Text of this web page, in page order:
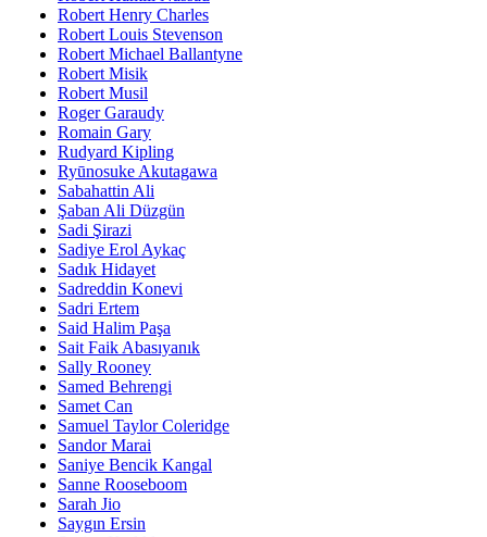
Robert Henry Charles
Robert Louis Stevenson
Robert Michael Ballantyne
Robert Misik
Robert Musil
Roger Garaudy
Romain Gary
Rudyard Kipling
Ryūnosuke Akutagawa
Sabahattin Ali
Şaban Ali Düzgün
Sadi Şirazi
Sadiye Erol Aykaç
Sadık Hidayet
Sadreddin Konevi
Sadri Ertem
Said Halim Paşa
Sait Faik Abasıyanık
Sally Rooney
Samed Behrengi
Samet Can
Samuel Taylor Coleridge
Sandor Marai
Saniye Bencik Kangal
Sanne Rooseboom
Sarah Jio
Saygın Ersin